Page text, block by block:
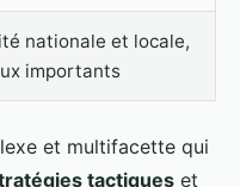
nationale et locale,
importants
et multifacette qui
tactiques et